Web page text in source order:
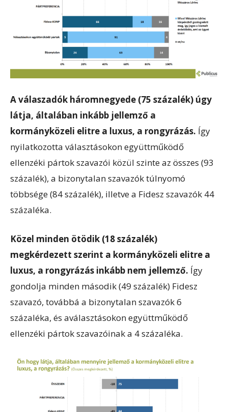
A válaszadók háromnegyede (75 százalék) úgy
látja, általában inkább jellemző a
kormányközeli elitre a luxus, a rongyrázás. Így
nyilatkozotta választásokon együttműködő
ellenzéki pártok szavazói közül szinte az összes (93
százalék), a bizonytalan szavazók túlnyomó
többsége (84 százalék), illetve a Fidesz szavazók 44
százaléka.
Közel minden ötödik (18 százalék)
megkérdezett szerint a kormányközeli elitre a
luxus, a rongyrázás inkább nem jellemző. Így
gondolja minden második (49 százalék) Fidesz
szavazó, továbbá a bizonytalan szavazók 6
százaléka, és aválasztásokon együttműködő
ellenzéki pártok szavazóinak a 4 százaléka.